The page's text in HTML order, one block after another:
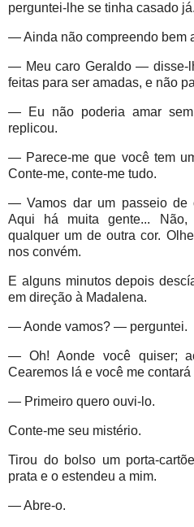
perguntei-lhe se tinha casado já.
— Ainda não compreendo bem
— Meu caro Geraldo — disse-
feitas para ser amadas, e não
— Eu não poderia amar
replicou.
— Parece-me que você tem
Conte-me, conte-me tudo.
— Vamos dar um passeio
Aqui há muita gente... Não,
qualquer um de outra cor.
nos convém.
E alguns minutos depois
em direção à Madalena.
— Aonde vamos? — perguntei.
— Oh! Aonde você quiser;
Cearemos lá e você me
— Primeiro quero ouvi-lo.
Conte-me seu mistério.
Tirou do bolso um porta-
prata e o estendeu a mim.
— Abre-o.